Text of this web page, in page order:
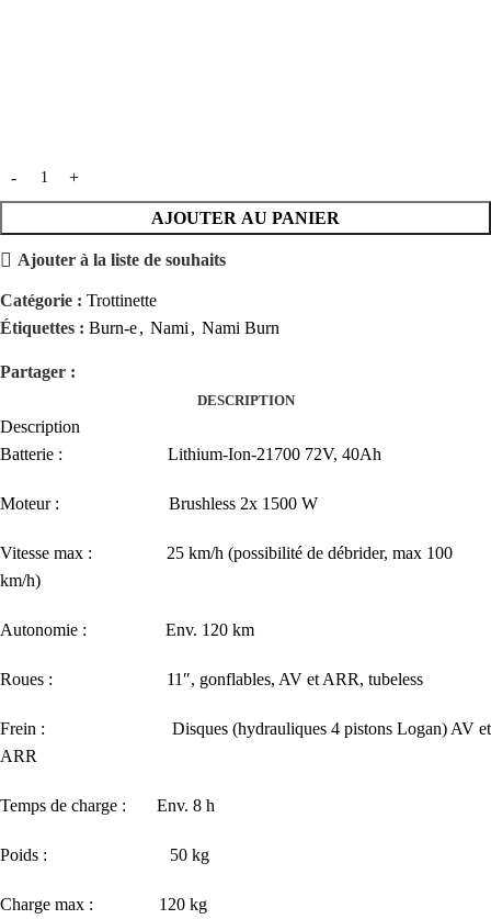
AJOUTER AU PANIER
Ajouter à la liste de souhaits
Catégorie : Trottinette
Étiquettes : Burn-e, Nami , Nami Burn
Partager :
DESCRIPTION
Description
Batterie : Lithium-Ion-21700 72V, 40Ah
Moteur : Brushless 2x 1500 W
Vitesse max : 25 km/h (possibilité de débrider, max 100
km/h)
Autonomie : Env. 120 km
Roues : 11″, gonflables, AV et ARR, tubeless
Frein : Disques (hydrauliques 4 pistons Logan) AV et
ARR
Temps de charge : Env. 8 h
Poids : 50 kg
Charge max : 120 kg